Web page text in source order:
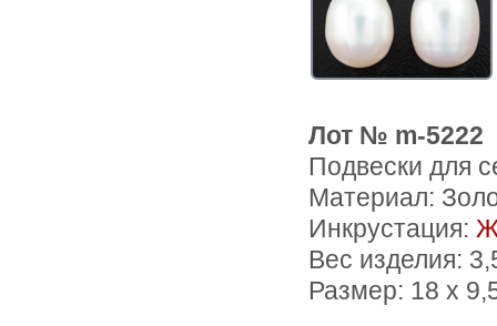
Лот № m-5222
Подвески для
Материал:
Инкрустация:
Вес изделия:
Размер: 18 х